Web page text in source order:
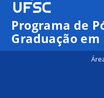
Programa de
Graduação em